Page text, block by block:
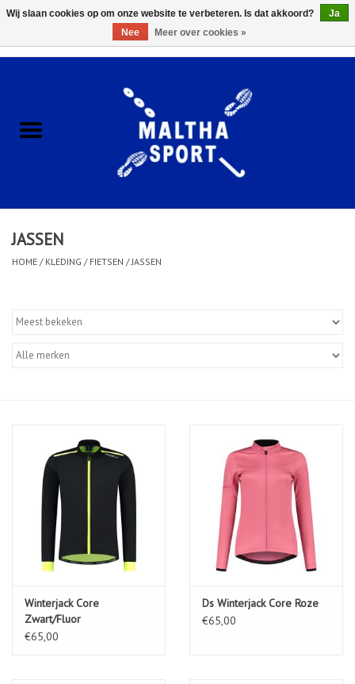
ACCESSOIRES/HARDWARE
KLEDING
JASSEN
HOME / KLEDING / FIETSEN / JASSEN
Winterjack Core
Zwart/Fluor
€65,00
Ds Winterjack Core Roze
€65,00
Wij slaan cookies op om onze website te verbeteren. Is dat akkoord?
Ja
Nee
Meer over cookies »